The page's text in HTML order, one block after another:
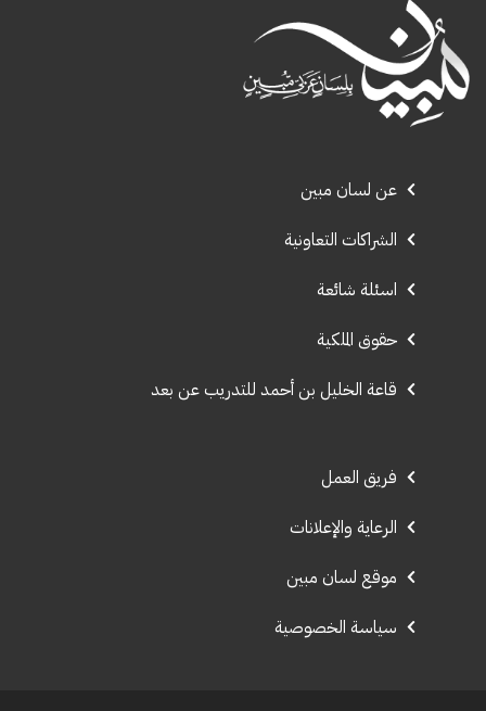
عن لسان مبين
الشراكات التعاونية
اسئلة شائعة
حقوق الملكية
قاعة الخليل بن أحمد للتدريب عن بعد
فريق العمل
الرعاية والإعلانات
موقع لسان مبين
سياسة الخصوصية